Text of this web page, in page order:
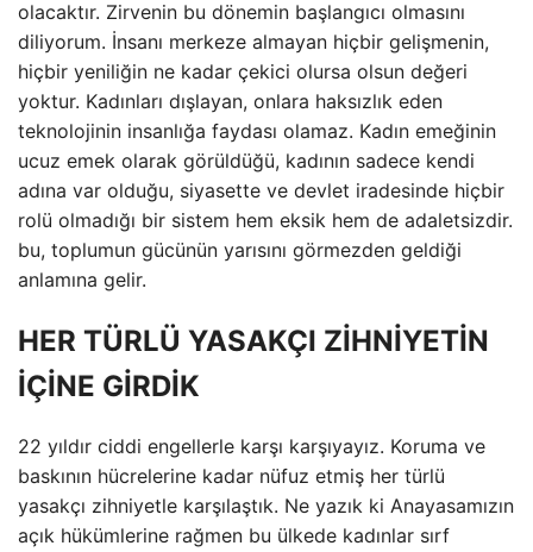
olacaktır. Zirvenin bu dönemin başlangıcı olmasını
diliyorum. İnsanı merkeze almayan hiçbir gelişmenin,
hiçbir yeniliğin ne kadar çekici olursa olsun değeri
yoktur. Kadınları dışlayan, onlara haksızlık eden
teknolojinin insanlığa faydası olamaz. Kadın emeğinin
ucuz emek olarak görüldüğü, kadının sadece kendi
adına var olduğu, siyasette ve devlet iradesinde hiçbir
rolü olmadığı bir sistem hem eksik hem de adaletsizdir.
bu, toplumun gücünün yarısını görmezden geldiği
anlamına gelir.
HER TÜRLÜ YASAKÇI ZİHNİYETİN
İÇİNE GİRDİK
22 yıldır ciddi engellerle karşı karşıyayız. Koruma ve
baskının hücrelerine kadar nüfuz etmiş her türlü
yasakçı zihniyetle karşılaştık. Ne yazık ki Anayasamızın
açık hükümlerine rağmen bu ülkede kadınlar sırf